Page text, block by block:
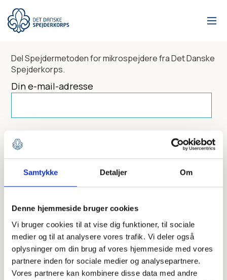
Samtykke Detaljer Om
Denne hjemmeside bruger cookies
Vi bruger cookies til at vise dig funktioner, til sociale
medier og til at analysere vores trafik. Vi deler også
oplysninger om din brug af vores hjemmeside med vores
partnere inden for sociale medier og analysepartnere.
Vores partnere kan kombinere disse data med andre
hovedindhold
DelSpejdermetoden for mikrospejderefra Det Danske
Spejderkorps.
Din e-mail-adresse
Dit navn
Skriv modtagerens mailadresse
Besked til modtager